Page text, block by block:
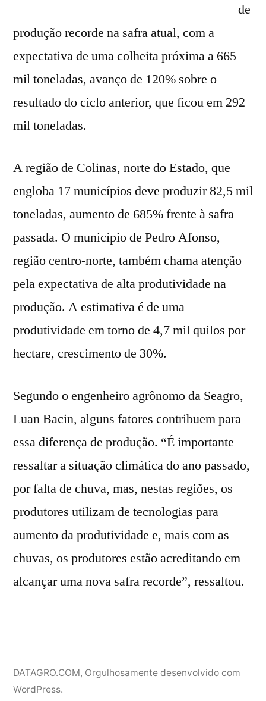
de
produção recorde na safra atual, com a
expectativa de uma colheita próxima a 665
mil toneladas, avanço de 120% sobre o
resultado do ciclo anterior, que ficou em 292
mil toneladas.
A região de Colinas, norte do Estado, que
engloba 17 municípios deve produzir 82,5 mil
toneladas, aumento de 685% frente à safra
passada. O município de Pedro Afonso,
região centro-norte, também chama atenção
pela expectativa de alta produtividade na
produção. A estimativa é de uma
produtividade em torno de 4,7 mil quilos por
hectare, crescimento de 30%.
Segundo o engenheiro agrônomo da Seagro,
Luan Bacin, alguns fatores contribuem para
essa diferença de produção. “É importante
ressaltar a situação climática do ano passado,
por falta de chuva, mas, nestas regiões, os
produtores utilizam de tecnologias para
aumento da produtividade e, mais com as
chuvas, os produtores estão acreditando em
alcançar uma nova safra recorde”, ressaltou.
DATAGRO.COM, Orgulhosamente desenvolvido com
WordPress.